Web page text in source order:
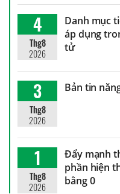
4
Thg8
2026
Danh mục
áp dụng
tử
3
Thg8
2026
Bản tin
1
Thg8
2026
Đẩy mạnh
phần hiện
bằng 0